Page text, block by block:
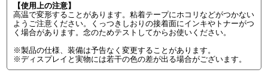
【使用上の注意】
高温で変形することがあります。粘着テープにホコリなどがつかない
ようご注意ください。くっつきしおりの接着面にインキやトナーがつ
く場合があります。念のためテストしてからお使いください。
※製品の仕様、装備は予告なく変更することがあります。
※ディスプレイと実物には若干の色の差が出る場合がございます。